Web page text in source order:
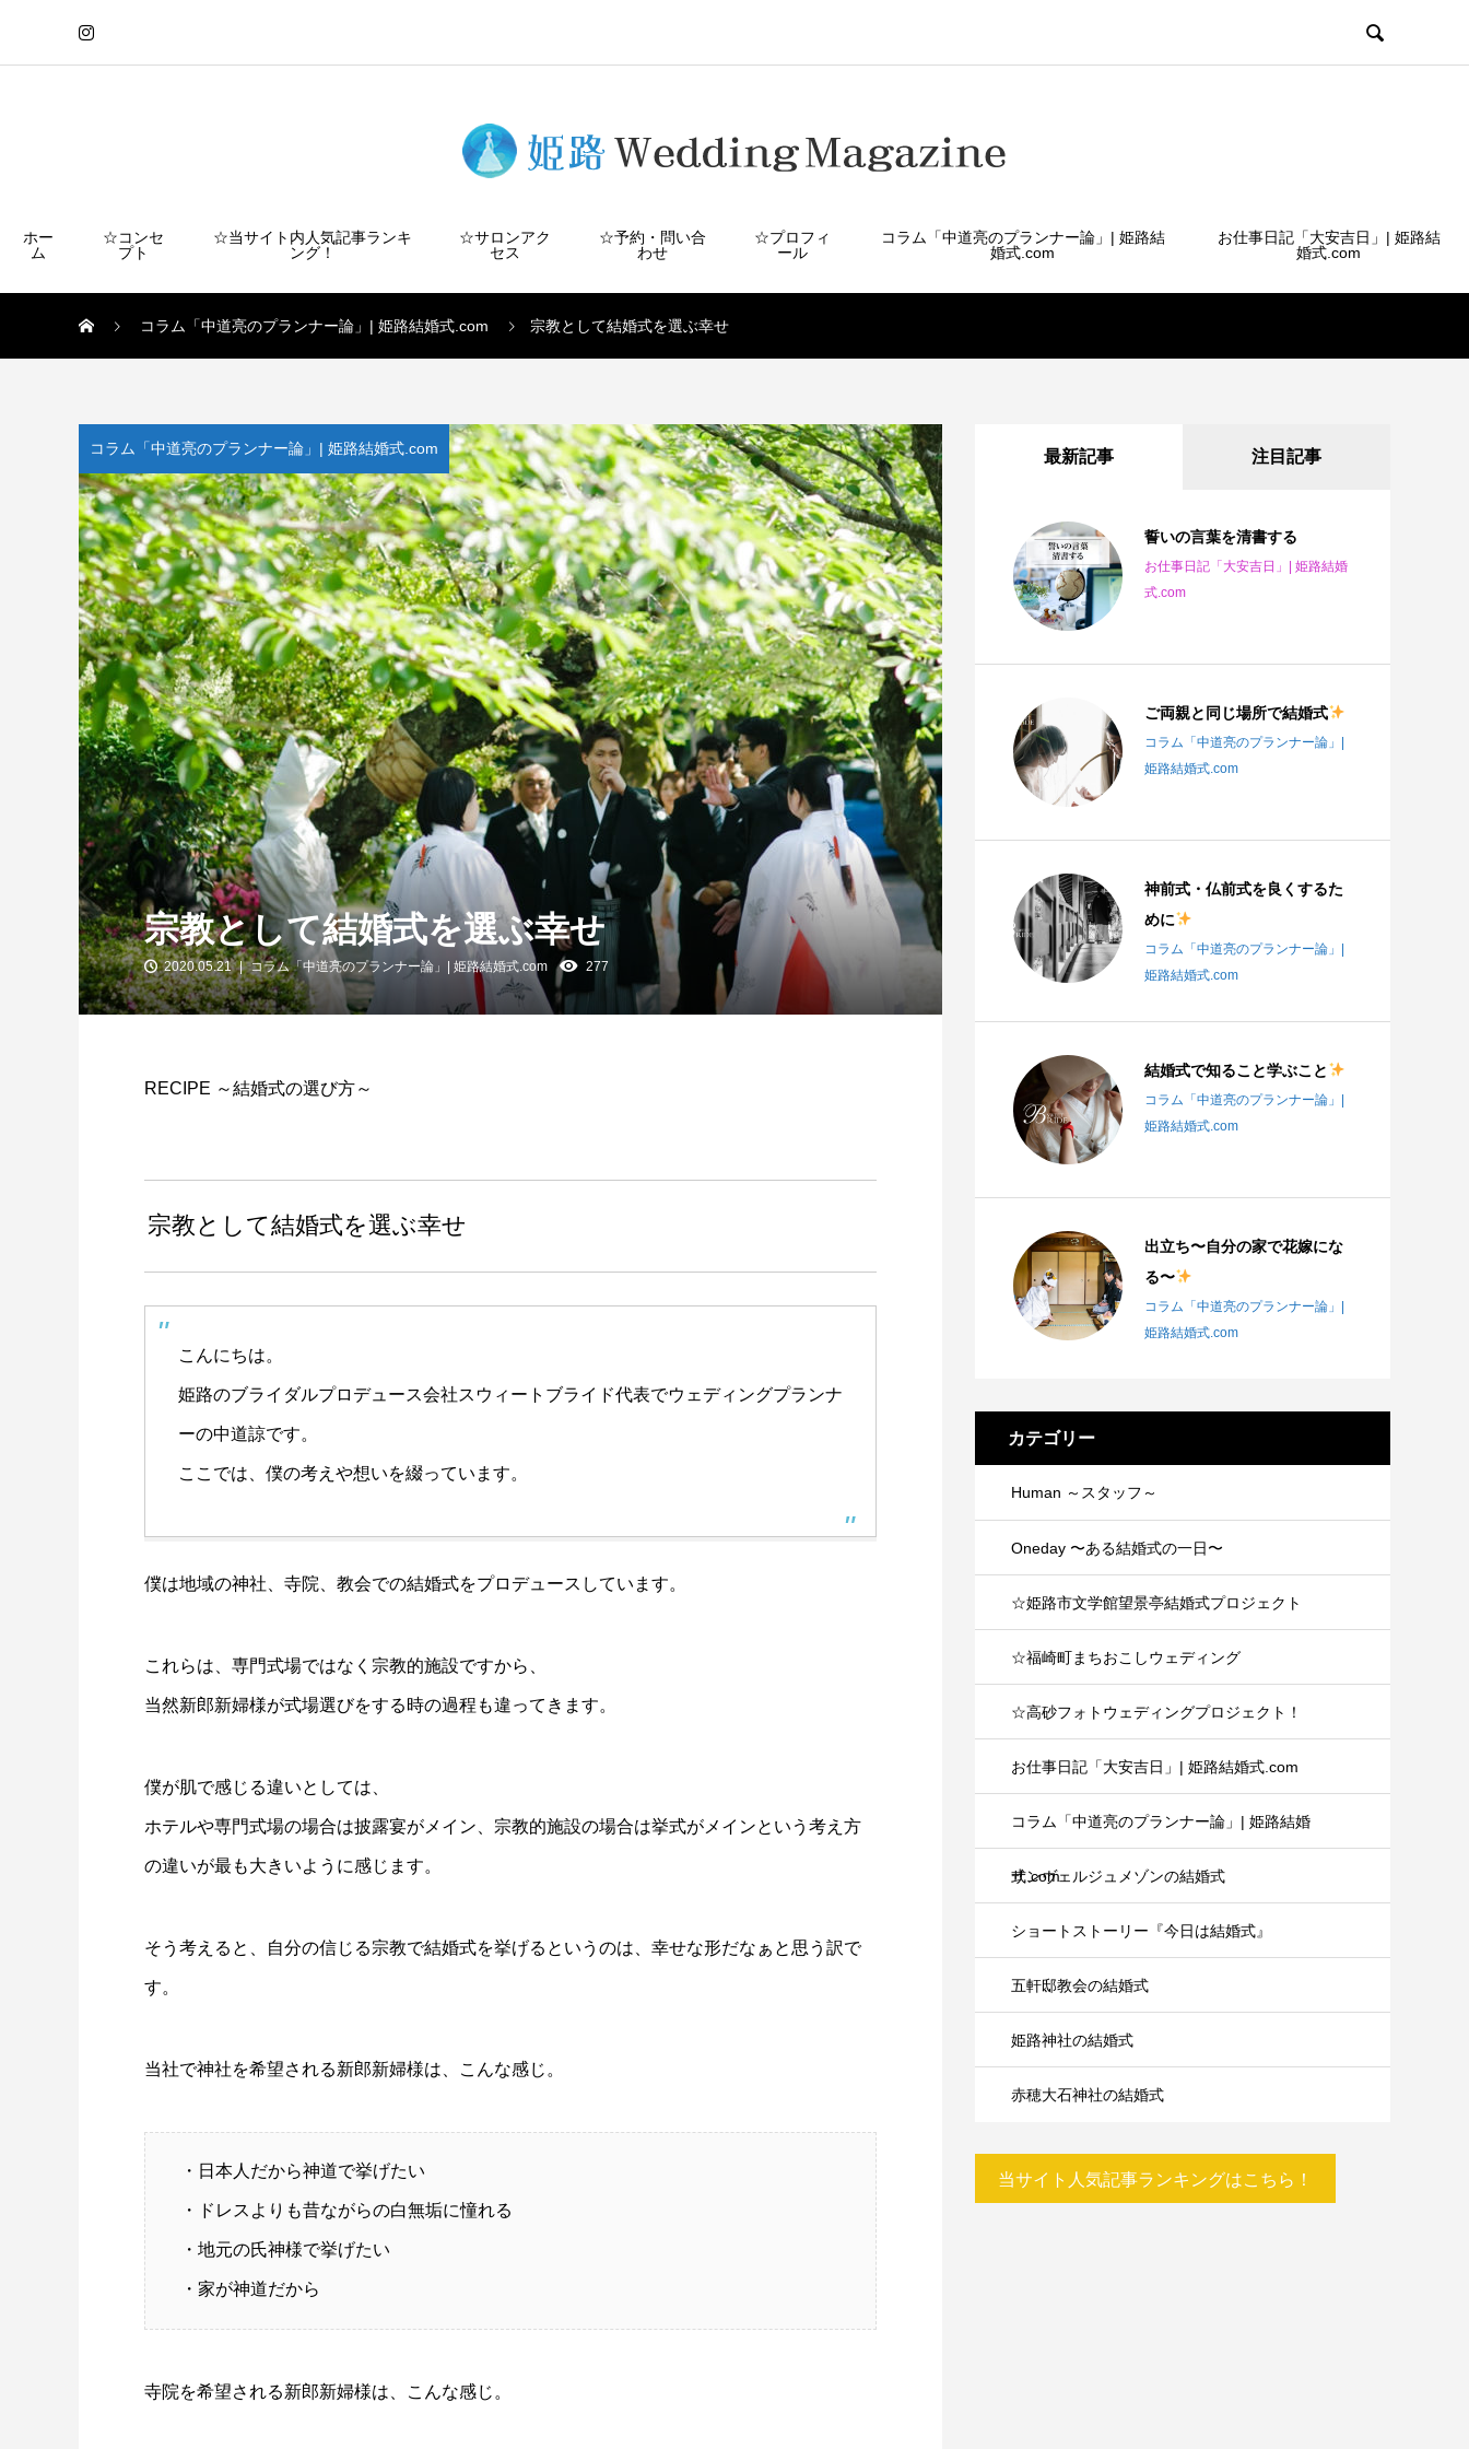

ホー
ム
☆コンセ
プト
☆当サイト内人気記事ランキ
ング！
☆サロンアク
セス
☆予約・問い合
わせ
☆プロフィ
ール
コラム「中道亮のプランナー論」| 姫路結
婚式.com
お仕事日記「大安吉日」| 姫路結
婚式.com
コラム「中道亮のプランナー論」| 姫路結婚式.com 宗教として結婚式を選ぶ幸せ
コラム「中道亮のプランナー論」| 姫路結婚式.com
宗教として結婚式を選ぶ幸せ
2020.05.21 コラム「中道亮のプランナー論」| 姫路結婚式.com 277
RECIPE ～結婚式の選び方～
宗教として結婚式を選ぶ幸せ
こんにちは。
姫路のブライダルプロデュース会社スウィートブライド代表でウェディングプランナ
ーの中道諒です。
ここでは、僕の考えや想いを綴っています。
僕は地域の神社、寺院、教会での結婚式をプロデュースしています。
これらは、専門式場ではなく宗教的施設ですから、
当然新郎新婦様が式場選びをする時の過程も違ってきます。
僕が肌で感じる違いとしては、
ホテルや専門式場の場合は披露宴がメイン、宗教的施設の場合は挙式がメインという考え方
の違いが最も大きいように感じます。
そう考えると、自分の信じる宗教で結婚式を挙げるというのは、幸せな形だなぁと思う訳で
す。
当社で神社を希望される新郎新婦様は、こんな感じ。
・日本人だから神道で挙げたい
・ドレスよりも昔ながらの白無垢に憧れる
・地元の氏神様で挙げたい
・家が神道だから
寺院を希望される新郎新婦様は、こんな感じ。
最新記事 注目記事
誓いの言葉を清書する
お仕事日記「大安吉日」| 姫路結婚
式.com
ご両親と同じ場所で結婚式
コラム「中道亮のプランナー論」|
姫路結婚式.com
神前式・仏前式を良くするた
めに
コラム「中道亮のプランナー論」|
姫路結婚式.com
結婚式で知ること学ぶこと
コラム「中道亮のプランナー論」|
姫路結婚式.com
出立ち〜自分の家で花嫁にな
る〜
コラム「中道亮のプランナー論」|
姫路結婚式.com
カテゴリー
Human ～スタッフ～
Oneday 〜ある結婚式の一日〜
☆姫路市文学館望景亭結婚式プロジェクト
☆福崎町まちおこしウェディング
☆高砂フォトウェディングプロジェクト！
お仕事日記「大安吉日」| 姫路結婚式.com
コラム「中道亮のプランナー論」| 姫路結婚
式.com
サンヴェルジュメゾンの結婚式
ショートストーリー『今日は結婚式』
五軒邸教会の結婚式
姫路神社の結婚式
赤穂大石神社の結婚式
当サイト人気記事ランキングはこちら！